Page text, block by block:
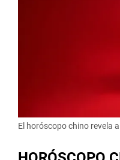
El horóscopo chino revela